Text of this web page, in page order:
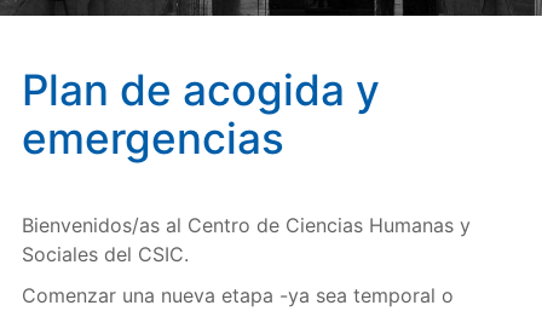
Plan de acogida y
emergencias
Bienvenidos/as al Centro de Ciencias Humanas y
Sociales del CSIC.
Comenzar una nueva etapa -ya sea temporal o